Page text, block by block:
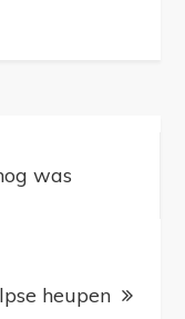
was
heupen